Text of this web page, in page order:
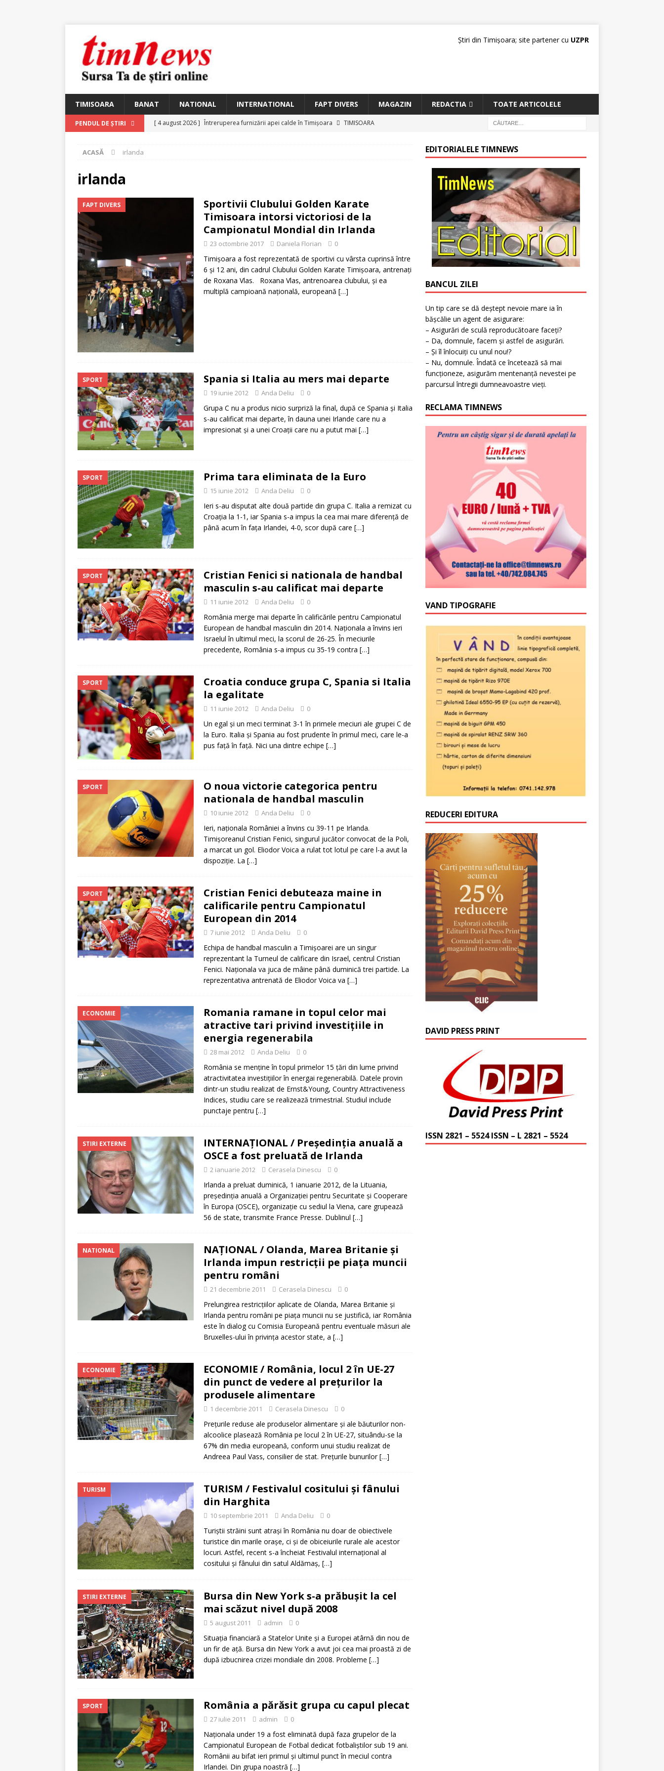
Știri din Timișoara; site partener cu UZPR
TIMISOARA BANAT NATIONAL INTERNATIONAL FAPT DIVERS MAGAZIN REDACTIA TOATE ARTICOLELE
PENDUL DE ȘTIRI [ 4 august 2026 ] Întreruperea furnizării apei calde în Timișoara
TIMISOARA
Ungureanu, Constantin Flondor
MAGAZIN
ACASĂ irlanda
irlanda
FAPT DIVERS
Sportivii Clubului Golden Karate
Timisoara intorsi victoriosi de la
Campionatul Mondial din Irlanda
23 octombrie 2017 Daniela Florian 0
Timişoara a fost reprezentată de sportivi cu vârsta cuprinsă între
6 şi 12 ani, din cadrul Clubului Golden Karate Timişoara, antrenaţi
de Roxana Vlas. Roxana Vlas, antrenoarea clubului, şi ea
multiplă campioană naţională, europeană […]
SPORT Spania si Italia au mers mai departe
19 iunie 2012 Anda Deliu 0
Grupa C nu a produs nicio surpriză la final, după ce Spania şi Italia
s-au calificat mai departe, în dauna unei Irlande care nu a
impresionat şi a unei Croaţii care nu a putut mai […]
SPORT Prima tara eliminata de la Euro
15 iunie 2012 Anda Deliu 0
Ieri s-au disputat alte două partide din grupa C. Italia a remizat cu
Croaţia la 1-1, iar Spania s-a impus la cea mai mare diferenţă de
până acum în faţa Irlandei, 4-0, scor după care […]
SPORT
Cristian Fenici si nationala de handbal
masculin s-au calificat mai departe
11 iunie 2012 Anda Deliu 0
România merge mai departe în calificările pentru Campionatul
European de handbal masculin din 2014. Naţionala a învins ieri
Israelul în ultimul meci, la scorul de 26-25. În meciurile
precedente, România s-a impus cu 35-19 contra […]
SPORT
Croatia conduce grupa C, Spania si Italia
la egalitate
11 iunie 2012 Anda Deliu 0
Un egal şi un meci terminat 3-1 în primele meciuri ale grupei C de
la Euro. Italia şi Spania au fost prudente în primul meci, care le-a
pus faţă în faţă. Nici una dintre echipe […]
SPORT
O noua victorie categorica pentru
nationala de handbal masculin
10 iunie 2012 Anda Deliu 0
Ieri, naţionala României a învins cu 39-11 pe Irlanda.
Timişoreanul Cristian Fenici, singurul jucător convocat de la Poli,
a marcat un gol. Eliodor Voica a rulat tot lotul pe care l-a avut la
dispoziţie. La […]
SPORT
Cristian Fenici debuteaza maine in
calificarile pentru Campionatul
European din 2014
7 iunie 2012 Anda Deliu 0
Echipa de handbal masculin a Timişoarei are un singur
reprezentant la Turneul de calificare din Israel, centrul Cristian
Fenici. Naţionala va juca de mâine până duminică trei partide. La
reprezentativa antrenată de Eliodor Voica va […]
ECONOMIE
Romania ramane in topul celor mai
atractive tari privind investiţiile in
energia regenerabila
28 mai 2012 Anda Deliu 0
România se menţine în topul primelor 15 ţări din lume privind
atractivitatea investiţiilor în energai regenerabilă. Datele provin
dintr-un studiu realizat de Ernst&Young, Country Attractiveness
Indices, studiu care se realizează trimestrial. Studiul include
punctaje pentru […]
STIRI EXTERNE
INTERNAŢIONAL / Preşedinţia anuală a
OSCE a fost preluată de Irlanda
2 ianuarie 2012 Cerasela Dinescu 0
Irlanda a preluat duminică, 1 ianuarie 2012, de la Lituania,
preşedinţia anuală a Organizaţiei pentru Securitate şi Cooperare
în Europa (OSCE), organizaţie cu sediul la Viena, care grupează
56 de state, transmite France Presse. Dublinul […]
NATIONAL
NAŢIONAL / Olanda, Marea Britanie şi
Irlanda impun restricţii pe piaţa muncii
pentru români
21 decembrie 2011 Cerasela Dinescu 0
Prelungirea restricţiilor aplicate de Olanda, Marea Britanie şi
Irlanda pentru români pe piaţa muncii nu se justifică, iar România
este în dialog cu Comisia Europeană pentru eventuale măsuri ale
Bruxelles-ului în privinţa acestor state, a […]
ECONOMIE
ECONOMIE / România, locul 2 în UE-27
din punct de vedere al preţurilor la
produsele alimentare
1 decembrie 2011 Cerasela Dinescu 0
Preţurile reduse ale produselor alimentare şi ale băuturilor non-
alcoolice plasează România pe locul 2 în UE-27, situându-se la
67% din media europeană, conform unui studiu realizat de
Andreea Paul Vass, consilier de stat. Preţurile bunurilor[…]
TURISM
TURISM / Festivalul cositului și fânului
din Harghita
10 septembrie 2011 Anda Deliu 0
Turiștii străini sunt atrași în România nu doar de obiectivele
turistice din marile orașe, ci și de obiceiurile rurale ale acestor
locuri. Astfel, recent s-a încheiat Festivalul internațional al
cositului și fânului din satul Aldămaș, […]
STIRI EXTERNE
Bursa din New York s-a prăbuşit la cel
mai scăzut nivel după 2008
5 august 2011 admin 0
Situaţia financiară a Statelor Unite şi a Europei atârnă din nou de
un fir de aţă. Bursa din New York a avut joi cea mai proastă zi de
după izbucnirea crizei mondiale din 2008. Probleme […]
SPORT România a părăsit grupa cu capul plecat
27 iulie 2011 admin 0
Naţionala under 19 a fost eliminată după faza grupelor de la
Campionatul European de Fotbal dedicat fotbaliştilor sub 19 ani.
Românii au bifat ieri primul şi ultimul punct în meciul contra
Irlandei. Din grupa noastră […]
EDITORIALELE TIMNEWS
BANCUL ZILEI
Un tip care se dă deștept nevoie mare ia în
bășcălie un agent de asigurare:
– Asigurări de sculă reproducătoare faceți?
– Da, domnule, facem și astfel de asigurări.
– Și îl înlocuiți cu unul nou!?
– Nu, domnule. Îndată ce încetează să mai
funcționeze, asigurăm mentenanță nevestei pe
parcursul întregii dumneavoastre vieți.
RECLAMA TIMNEWS
VAND TIPOGRAFIE
REDUCERI EDITURA
DAVID PRESS PRINT
ISSN 2821 – 5524 ISSN – L 2821 – 5524